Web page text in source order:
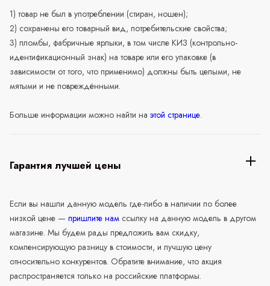
1) товар не был в употреблении (стиран, ношен);
2) сохранены его товарный вид, потребительские свойства;
3) пломбы, фабричные ярлыки, в том числе КИЗ (контрольно-
идентификационный знак) на товаре или его упаковке (в
зависимости от того, что применимо) должны быть целыми, не
мятыми и не повреждёнными.
Больше информации можно найти на этой странице.
Гарантия лучшей цены
Если вы нашли данную модель где-либо в наличии по более
низкой цене — пришлите нам ссылку на данную модель в другом
магазине. Мы будем рады предложить вам скидку,
компенсирующую разницу в стоимости, и лучшую цену
относительно конкурентов. Обратите внимание, что акция
распространяется только на российские платформы.